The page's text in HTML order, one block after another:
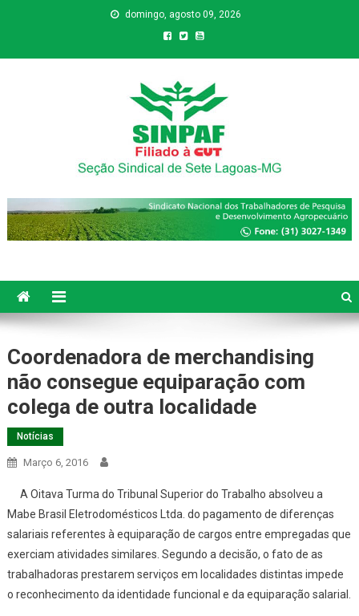
domingo, agosto 09, 2026
Sinpaf
Coordenadora de merchandising
não consegue equiparação com
colega de outra localidade
Notícias
Março 6, 2016
A Oitava Turma do Tribunal Superior do Trabalho absolveu a
Mabe Brasil Eletrodomésticos Ltda. do pagamento de diferenças
salariais referentes à equiparação de cargos entre empregadas que
exerciam atividades similares. Segundo a decisão, o fato de as
trabalhadoras prestarem serviços em localidades distintas impede
o reconhecimento da identidade funcional e da equiparação salarial.